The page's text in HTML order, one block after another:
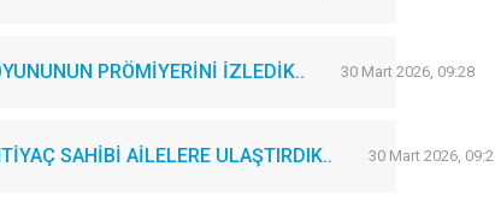
PRÖMİYERİNİ İZLEDİK.. 30 Mart 2026, 09:28
SAHİBİ AİLELERE ULAŞTIRDIK.. 30 Mart 2026,